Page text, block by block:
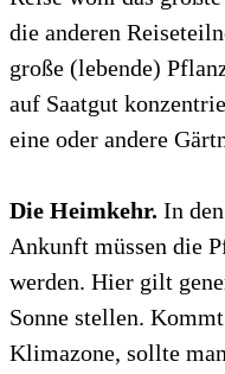
die anderen
große (lebende)
auf Saatgut
eine oder andere
Die Heimkehr. In
Ankunft müssen die
werden. Hier gilt
Sonne stellen.
Klimazone, sollte